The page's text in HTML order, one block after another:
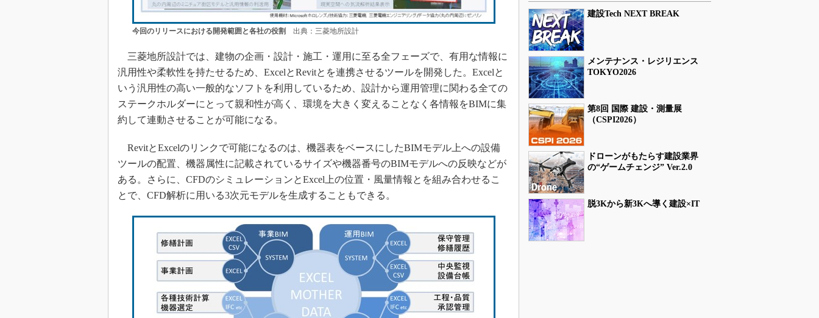
今回のリリースにおける開発範囲と各社の役割 出典：三菱地所設計
三菱地所設計では、建物の企画・設計・施工・運用に至る全フェーズで、有用な情報に
汎用性や柔軟性を持たせるため、ExcelとRevitとを連携させるツールを開発した。Excelと
いう汎用性の高い一般的なソフトを利用しているため、設計から運用管理に関わる全ての
ステークホルダーにとって親和性が高く、環境を大きく変えることなく各情報をBIMに集
約して連動させることが可能になる。
RevitとExcelのリンクで可能になるのは、機器表をベースにしたBIMモデル上への設備
ツールの配置、機器属性に記載されているサイズや機器番号のBIMモデルへの反映などが
ある。さらに、CFDのシミュレーションとExcel上の位置・風量情報とを組み合わせるこ
とで、CFD解析に用いる3次元モデルを生成することもできる。
建設Tech NEXT BREAK
メンテナンス・レジリエンス
TOKYO2026
第8回 国際 建設・測量展
（CSPI2026）
ドローンがもたらす建設業界
の“ゲームチェンジ” Ver.2.0
脱3Kから新3Kへ導く建設×IT